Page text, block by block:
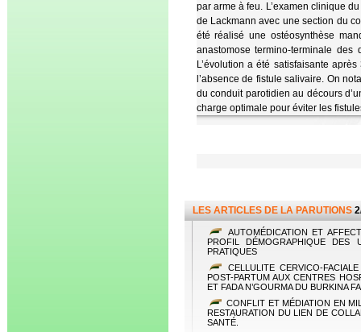
par arme à feu. L’examen clinique
de Lackmann avec une section du
été réalisé une ostéosynthèse
anastomose termino-terminale
L’évolution a été satisfaisante
l’absence de fistule salivaire. On
du conduit parotidien au décours
charge optimale pour éviter les
LES ARTICLES DE LA PARUTIONS
AUTOMÉDICATION ET
PROFIL DÉMOGRAPHIQUE DES
PRATIQUES
CELLULITE CERVICO-
POST-PARTUM AUX CENTRES
ET FADA N’GOURMA DU BURKINA
CONFLIT ET MÉDIATION EN
RESTAURATION DU LIEN DE
SANTÉ.